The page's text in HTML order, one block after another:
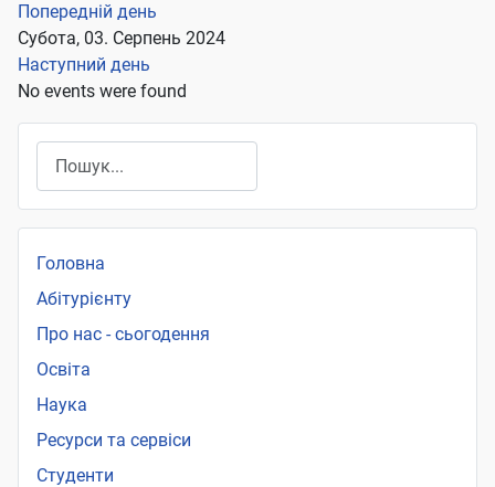
Попередній день
Субота, 03. Серпень 2024
Наступний день
No events were found
Головна
Абітурієнту
Про нас - сьогодення
Освіта
Наука
Ресурси та сервіси
Студенти